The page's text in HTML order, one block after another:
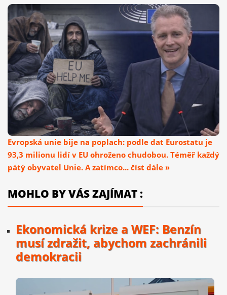
Evropská unie bije na poplach: podle dat Eurostatu je
93,3 milionu lidí v EU ohroženo chudobou. Téměř každý
pátý obyvatel Unie. A zatímco... číst dále »
MOHLO BY VÁS ZAJÍMAT :
Ekonomická krize a WEF: Benzín
musí zdražit, abychom zachránili
demokracii